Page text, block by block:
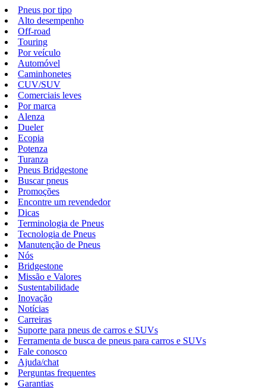
Pneus por tipo
Alto desempenho
Off-road
Touring
Por veículo
Automóvel
Caminhonetes
CUV/SUV
Comerciais leves
Por marca
Alenza
Dueler
Ecopia
Potenza
Turanza
Pneus Bridgestone
Buscar pneus
Promoções
Encontre um revendedor
Dicas
Terminologia de Pneus
Tecnologia de Pneus
Manutenção de Pneus
Nós
Bridgestone
Missão e Valores
Sustentabilidade
Inovação
Notícias
Carreiras
Suporte para pneus de carros e SUVs
Ferramenta de busca de pneus para carros e SUVs
Fale conosco
Ajuda/chat
Perguntas frequentes
Garantias